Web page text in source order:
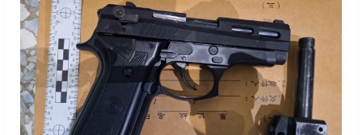
膜
與
三
尖
瓣
膜
修
補
術